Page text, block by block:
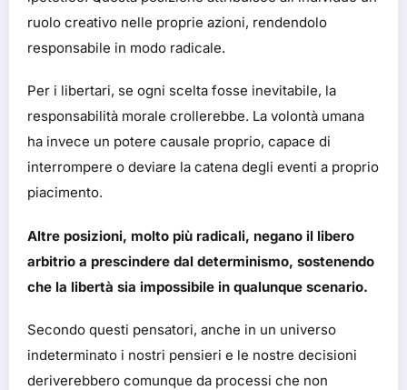
ruolo creativo nelle proprie azioni, rendendolo
responsabile in modo radicale.
Per i libertari, se ogni scelta fosse inevitabile, la
responsabilità morale crollerebbe. La volontà umana
ha invece un potere causale proprio, capace di
interrompere o deviare la catena degli eventi a proprio
piacimento.
Altre posizioni, molto più radicali, negano il libero
arbitrio a prescindere dal determinismo, sostenendo
che la libertà sia impossibile in qualunque scenario.
Secondo questi pensatori, anche in un universo
indeterminato i nostri pensieri e le nostre decisioni
deriverebbero comunque da processi che non